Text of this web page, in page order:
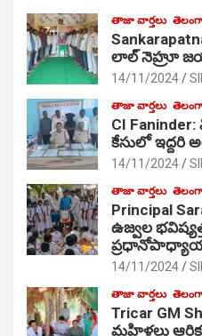
తాజా వార్తలు
లాల్ నెహ్రూ
14/11/2024
తాజా వార్తలు
CI
కేసులో ఇద్దరి
14/11/2024
తాజా వార్తలు
Principal
ఉజ్వల
14/11/2024
తాజా వార్తలు
Tricar GM
మహిళలు